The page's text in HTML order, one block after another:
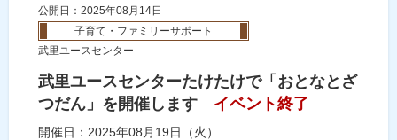
公開日：2025年08月14日
子育て・ファミリーサポート
武里ユースセンター
武里ユースセンターたけたけで「おとなとざ
つだん」を開催します
イベント終了
開催日：2025年08月19日（火）